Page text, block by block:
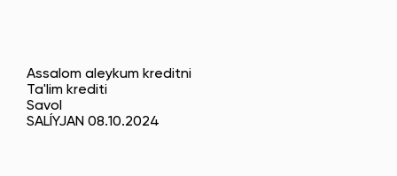
Assalom aleykum kreditni
Ta'lim krediti
Savol
SALÍYJAN 08.10.2024